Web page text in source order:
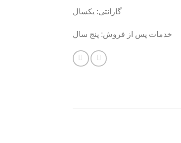
گارانتی: یکسال
خدمات پس از فروش: پنج سال